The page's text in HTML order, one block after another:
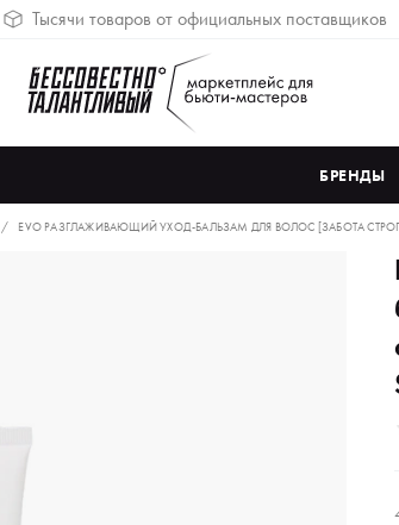
Тысячи товаров от официальных поставщиков
БРЕНДЫ
EVO РАЗГЛАЖИВАЮЩИЙ УХОД-БАЛЬЗАМ ДЛЯ ВОЛОС [ЗАБОТА